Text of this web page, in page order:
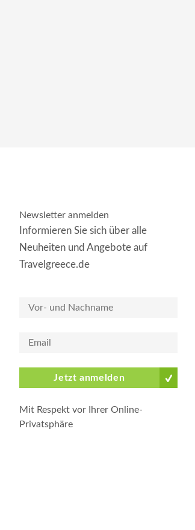
Newsletter anmelden
Informieren Sie sich über alle
Neuheiten und Angebote auf
Travelgreece.de
Jetzt anmelden
Mit Respekt vor Ihrer Online-
Privatsphäre